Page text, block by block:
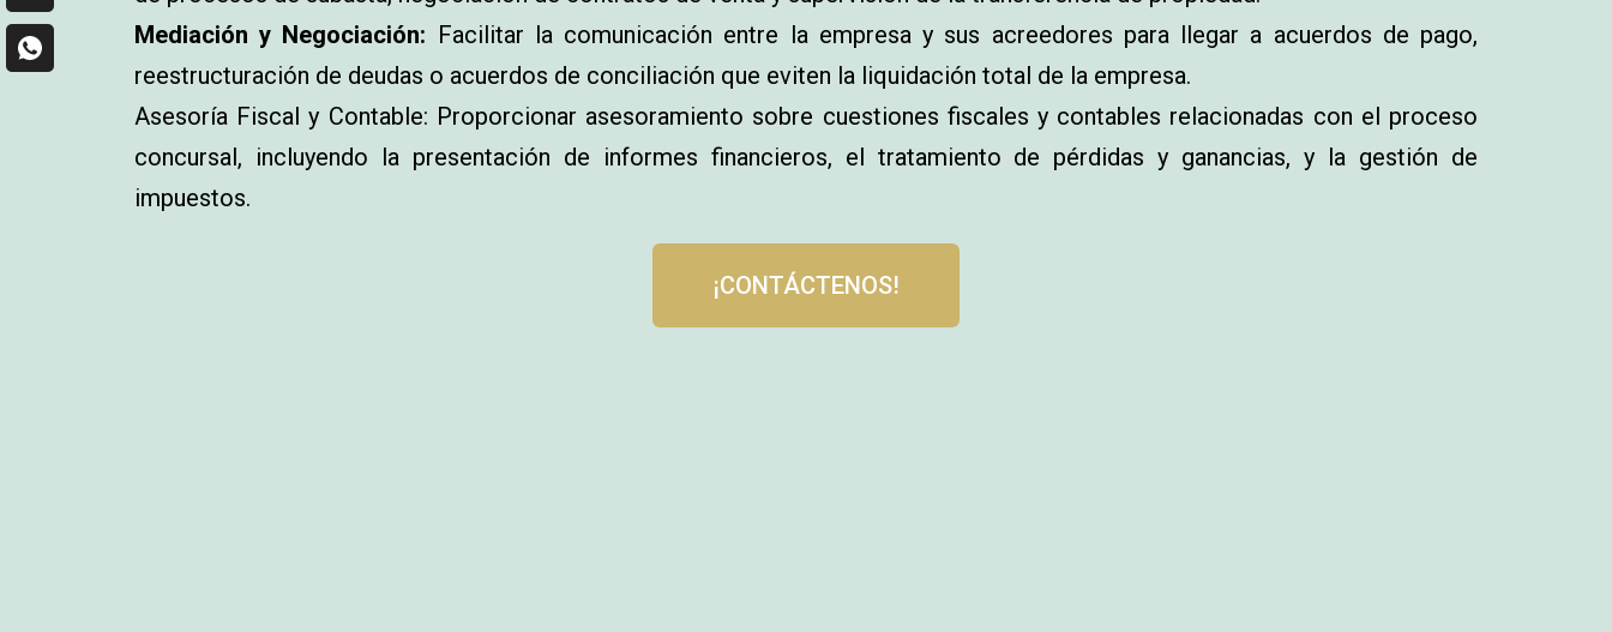
Mediación y Negociación: Facilitar la comunicación entre la empresa y sus acreedores para llegar a acuerdos de pago,
reestructuración de deudas o acuerdos de conciliación que eviten la liquidación total de la empresa.
Asesoría Fiscal y Contable: Proporcionar asesoramiento sobre cuestiones fiscales y contables relacionadas con el proceso
concursal, incluyendo la presentación de informes financieros, el tratamiento de pérdidas y ganancias, y la gestión de
impuestos.
¡CONTÁCTENOS!